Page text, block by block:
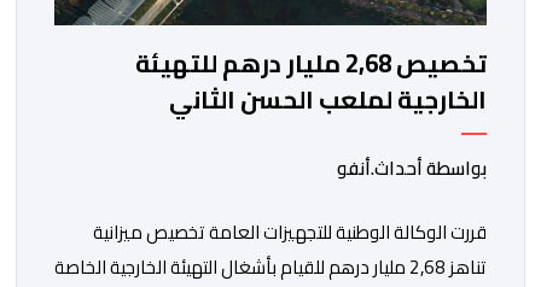
تخصيص 2,68 مليار درهم للتهيئة
الخارجية لملعب الحسن الثاني
بواسطة أحداث.أنفو
قررت الوكالة الوطنية للتجهيزات العامة تخصيص ميزانية
تناهز 2,68 مليار درهم للقيام بأشغال التهيئة الخارجية الخاصة